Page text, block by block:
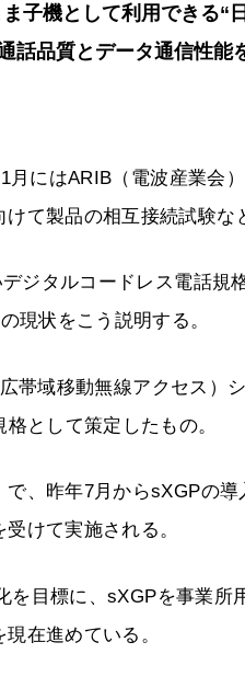
子機として利用できる“
話品質とデータ通信性能
月にはARIB（電波産業会
て製品の相互接続試験な
デジタルコードレス電話
現状をこう説明する。
帯域移動無線アクセス）
として策定したもの。
、昨年7月からsXGPの
けて実施される。
を目標に、sXGPを事業
在進めている。